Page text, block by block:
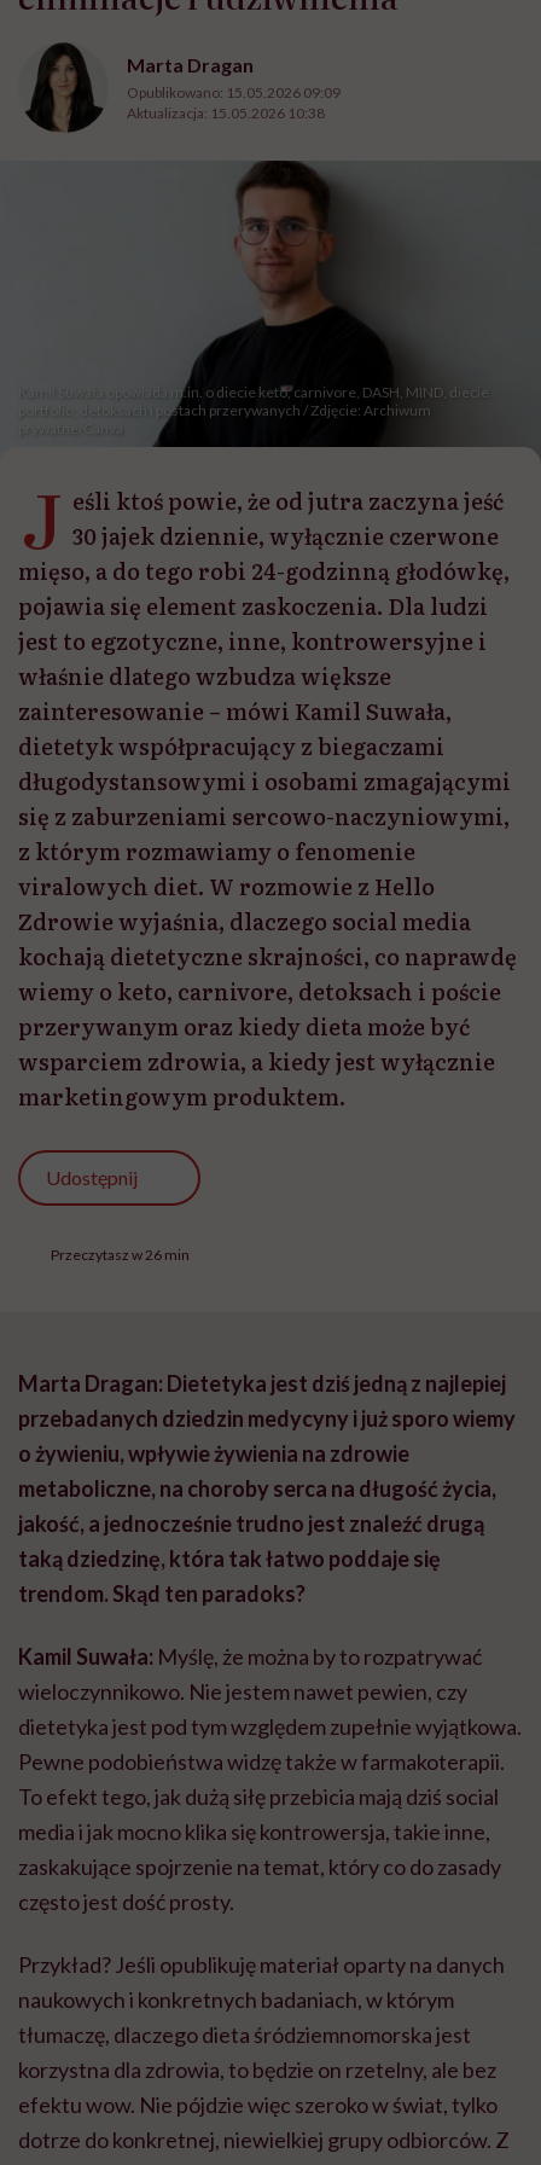
Marta Dragan
Opublikowano: 15.05.2026 09:09
Aktualizacja: 15.05.2026 10:38
Kamil Suwała opowiada m.in. o diecie keto, carnivore, DASH, MIND, diecie
portfolio, detoksach i postach przerywanych / Zdjęcie: Archiwum
J eśli ktoś powie, że od jutra zaczyna jeść
30 jajek dziennie, wyłącznie czerwone
mięso, a do tego robi 24-godzinną głodówkę,
pojawia się element zaskoczenia. Dla ludzi
jest to egzotyczne, inne, kontrowersyjne i
właśnie dlatego wzbudza większe
zainteresowanie – mówi Kamil Suwała,
dietetyk współpracujący z biegaczami
długodystansowymi i osobami zmagającymi
się z zaburzeniami sercowo-naczyniowymi,
z którym rozmawiamy o fenomenie
viralowych diet. W rozmowie z Hello
Zdrowie wyjaśnia, dlaczego social media
kochają dietetyczne skrajności, co naprawdę
wiemy o keto, carnivore, detoksach i poście
przerywanym oraz kiedy dieta może być
wsparciem zdrowia, a kiedy jest wyłącznie
marketingowym produktem.
Udostępnij
Przeczytasz w 26 min
Marta Dragan: Dietetyka jest dziś jedną z najlepiej
przebadanych dziedzin medycyny i już sporo wiemy
o żywieniu, wpływie żywienia na zdrowie
metaboliczne, na choroby serca na długość życia,
jakość, a jednocześnie trudno jest znaleźć drugą
taką dziedzinę, która tak łatwo poddaje się
trendom. Skąd ten paradoks?
Kamil Suwała: Myślę, że można by to rozpatrywać
wieloczynnikowo. Nie jestem nawet pewien, czy
dietetyka jest pod tym względem zupełnie wyjątkowa.
Pewne podobieństwa widzę także w farmakoterapii.
To efekt tego, jak dużą siłę przebicia mają dziś social
media i jak mocno klika się kontrowersja, takie inne,
zaskakujące spojrzenie na temat, który co do zasady
często jest dość prosty.
Przykład? Jeśli opublikuję materiał oparty na danych
naukowych i konkretnych badaniach, w którym
tłumaczę, dlaczego dieta śródziemnomorska jest
korzystna dla zdrowia, to będzie on rzetelny, ale bez
efektu wow. Nie pójdzie więc szeroko w świat, tylko
dotrze do konkretnej, niewielkiej grupy odbiorców. Z